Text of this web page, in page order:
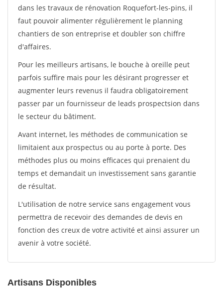
dans les travaux de rénovation Roquefort-les-pins, il
faut pouvoir alimenter régulièrement le planning
chantiers de son entreprise et doubler son chiffre
d'affaires.
Pour les meilleurs artisans, le bouche à oreille peut
parfois suffire mais pour les désirant progresser et
augmenter leurs revenus il faudra obligatoirement
passer par un fournisseur de leads prospectsion dans
le secteur du bâtiment.
Avant internet, les méthodes de communication se
limitaient aux prospectus ou au porte à porte. Des
méthodes plus ou moins efficaces qui prenaient du
temps et demandait un investissement sans garantie
de résultat.
L'utilisation de notre service sans engagement vous
permettra de recevoir des demandes de devis en
fonction des creux de votre activité et ainsi assurer un
avenir à votre société.
Artisans Disponibles